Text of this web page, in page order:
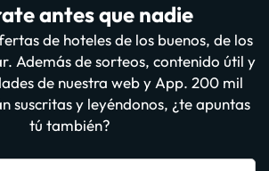
antes que nadie
de hoteles de los buenos, de los
Además de sorteos, contenido útil y
de nuestra web y App. 200 mil
suscritas y leyéndonos, ¿te apuntas
tú también?